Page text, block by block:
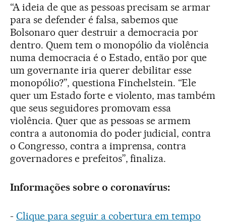
“A ideia de que as pessoas precisam se armar
para se defender é falsa, sabemos que
Bolsonaro quer destruir a democracia por
dentro. Quem tem o monopólio da violência
numa democracia é o Estado, então por que
um governante iria querer debilitar esse
monopólio?”, questiona Finchelstein. “Ele
quer um Estado forte e violento, mas também
que seus seguidores promovam essa
violência. Quer que as pessoas se armem
contra a autonomia do poder judicial, contra
o Congresso, contra a imprensa, contra
governadores e prefeitos”, finaliza.
Informações sobre o coronavírus:
- Clique para seguir a cobertura em tempo